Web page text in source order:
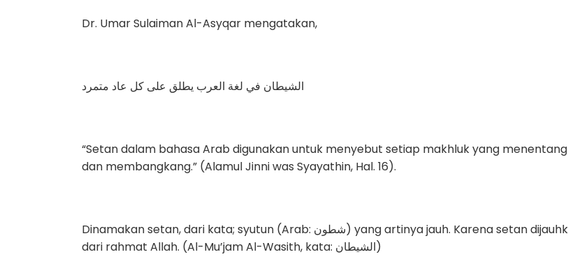
Dr. Umar Sulaiman Al-Asyqar mengatakan,
الشيطان في لغة العرب يطلق على كل عاد متمرد
“Setan dalam bahasa Arab digunakan untuk menyebut setiap makhluk yang menentang
dan membangkang.” (Alamul Jinni was Syayathin, Hal. 16).
Dinamakan setan, dari kata; syutun (Arab: شطون) yang artinya jauh. Karena setan dijauhkan
dari rahmat Allah. (Al-Mu’jam Al-Wasith, kata: الشيطان)